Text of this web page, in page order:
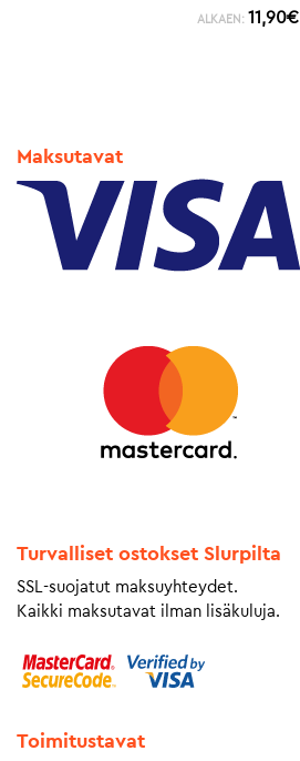
ALKAEN: 11,90€
Maksutavat
Turvalliset ostokset Slurpilta
SSL-suojatut maksuyhteydet.
Kaikki maksutavat ilman lisäkuluja.
Toimitustavat